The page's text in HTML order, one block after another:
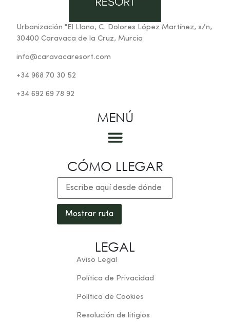
Urbanización "El Llano, C. Dolores López Martínez, s/n,
30400 Caravaca de la Cruz, Murcia
info@caravacaresort.com
+34 968 70 30 52
+34 692 69 78 92
MENÚ
CÓMO LLEGAR
LEGAL
Aviso Legal
Política de Privacidad
Política de Cookies
Resolución de litigios